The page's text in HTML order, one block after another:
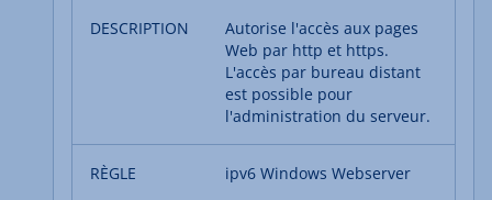
Autorise l'accès aux pages
Web par http et https.
L'accès par bureau distant
est possible pour
l'administration du serveur.
ipv6 Windows Webserver